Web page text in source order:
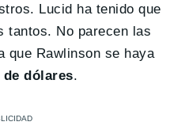
Lucid ha tenido que
tantos. No parecen las
que Rawlinson se haya
dólares.